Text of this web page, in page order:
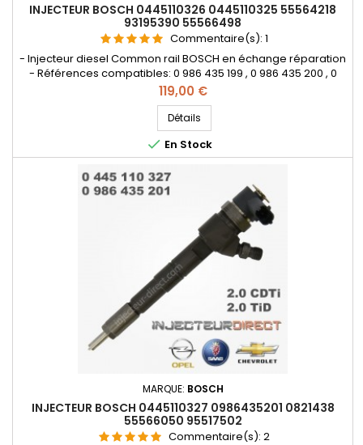
INJECTEUR BOSCH 0445110326 0445110325 55564218
93195390 55566498
Commentaire(s): 1
- Injecteur diesel Common rail BOSCH en échange réparation
- Références compatibles: 0 986 435 199 , 0 986 435 200 , 0
445 110 325 , 55564218 , 93195390 , 55566498 , 93195389 ,
95517504 , 95517501 - Pour motorisations Opel 1.3CDTi ,
Chevrolet 1.3D Pièce d'origine
Prix
119,00 €
Détails
 En Stock
MARQUE: BOSCH
INJECTEUR BOSCH 0445110327 0986435201 0821438
55566050 95517502
Commentaire(s): 2